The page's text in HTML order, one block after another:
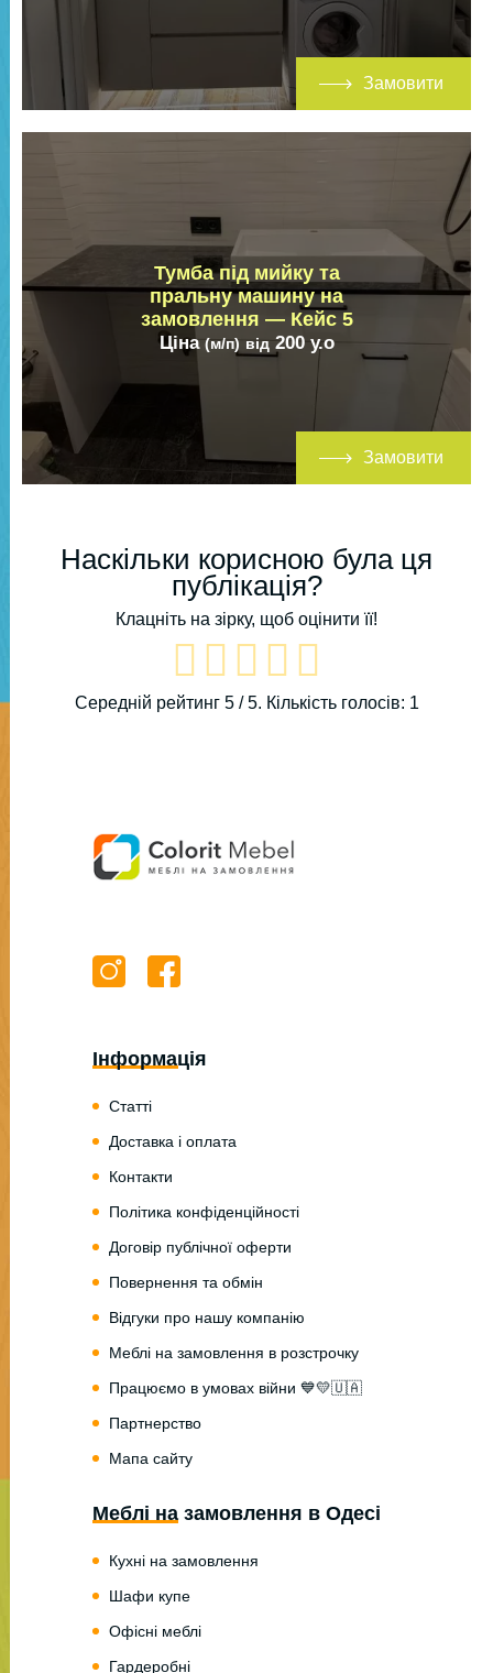
Замовити
Тумба під мийку та
пральну машину на
замовлення — Кейс 5
Ціна (м/п) від200 у.о
Замовити
Наскільки корисною була ця
публікація?
Клацніть на зірку, щоб оцінити її!
Середній рейтинг 5/ 5. Кількість голосів: 1
Інформація
Статті
Доставка і оплата
Контакти
Політика конфіденційності
Договір публічної оферти
Повернення та обмін
Відгуки про нашу компанію
Меблі на замовлення в розстрочку
Працюємо в умовах війни 💙💛🇺🇦
Партнерство
Мапа сайту
Меблі на замовлення в Одесі
Кухні на замовлення
Шафи купе
Офісні меблі
Гардеробні